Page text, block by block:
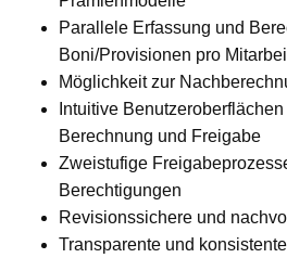
Parallele Erfassung und
Boni/Provisionen pro
Möglichkeit zur
Intuitive
Berechnung und Freigabe
Zweistufige
Berechtigungen
Revisionssichere und
Transparente und